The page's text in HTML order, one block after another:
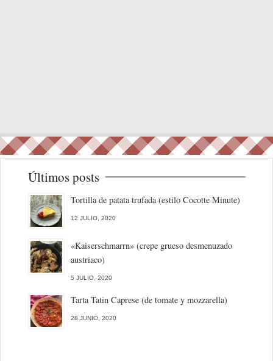
Últimos posts
Tortilla de patata trufada (estilo Cocotte Minute)
12 JULIO, 2020
«Kaiserschmarrn» (crepe grueso desmenuzado
austriaco)
5 JULIO, 2020
Tarta Tatin Caprese (de tomate y mozzarella)
28 JUNIO, 2020